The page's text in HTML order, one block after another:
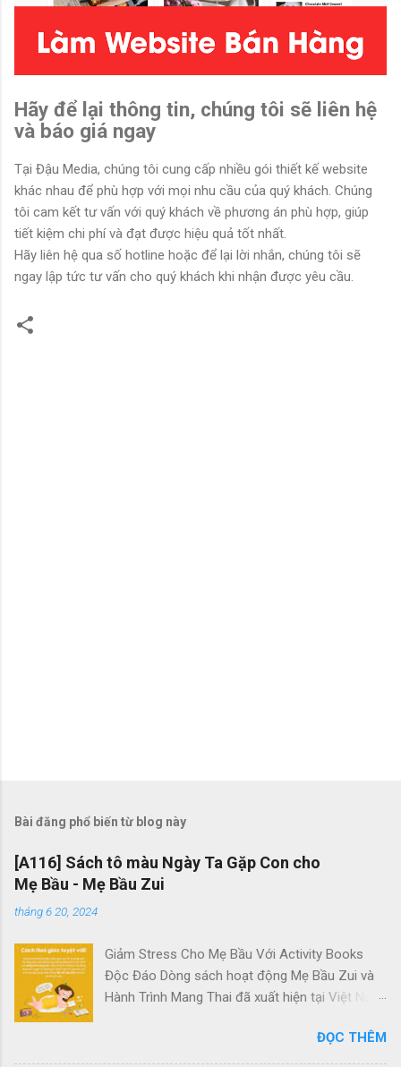
Hãy để lại thông tin, chúng tôi sẽ liên hệ
và báo giá ngay
Tại Đậu Media, chúng tôi cung cấp nhiều gói thiết kế website
khác nhau để phù hợp với mọi nhu cầu của quý khách. Chúng
tôi cam kết tư vấn với quý khách về phương án phù hợp, giúp
tiết kiệm chi phí và đạt được hiệu quả tốt nhất.
Hãy liên hệ qua số hotline hoặc để lại lời nhắn, chúng tôi sẽ
ngay lập tức tư vấn cho quý khách khi nhận được yêu cầu.
Bài đăng phổ biến từ blog này
[A116] Sách tô màu Ngày Ta Gặp Con cho
Mẹ Bầu - Mẹ Bầu Zui
tháng 6 20, 2024
Giảm Stress Cho Mẹ Bầu Với Activity Books
Độc Đáo Dòng sách hoạt động Mẹ Bầu Zui và
Hành Trình Mang Thai đã xuất hiện tại Việt Nam
hiệu quả. Chúng là những tác phẩm duy nhất
dành riêng cho các mẹ bầu tại đây. Quên đi
ĐỌC THÊM